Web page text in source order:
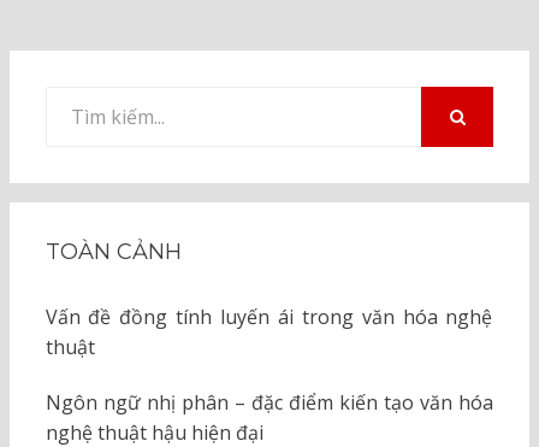
kiếm
TOÀN CẢNH
Vấn đề đồng tính luyến ái trong văn hóa nghệ
thuật
Ngôn ngữ nhị phân – đặc điểm kiến tạo văn hóa
nghệ thuật hậu hiện đại